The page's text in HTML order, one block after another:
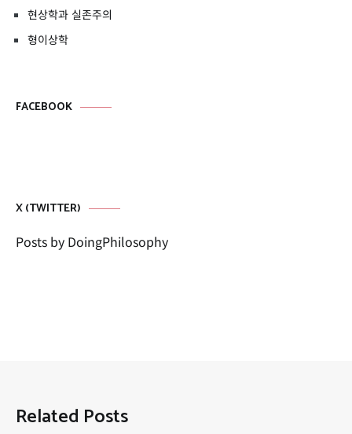
현상학과 실존주의
형이상학
FACEBOOK
X (TWITTER)
Posts by DoingPhilosophy
Related Posts